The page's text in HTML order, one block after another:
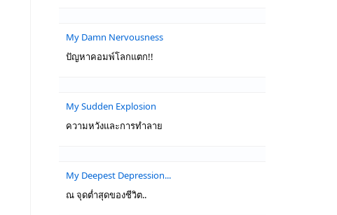
My Damn Nervousness
ปัญหาคอมพ์โลกแตก!!
My Sudden Explosion
ความหวังและการทำลาย
My Deepest Depression...
ณ จุดต่ำสุดของชีวิต..